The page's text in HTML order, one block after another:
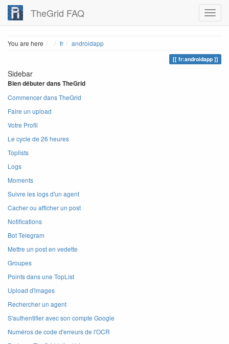
TheGrid FAQ
You are here Home
fr androidapp
fr:androidapp
Sidebar
Bien débuter dans TheGrid
Commencer dans TheGrid
Faire un upload
Votre Profil
Le cycle de 26 heures
Toplists
Logs
Moments
Suivre les logs d'un agent
Cacher ou afficher un post
Notifications
Bot Telegram
Mettre un post en vedette
Groupes
Points dans une TopList
Upload d'images
Rechercher un agent
S'authentifier avec son compte Google
Numéros de code d'erreurs de l'OCR